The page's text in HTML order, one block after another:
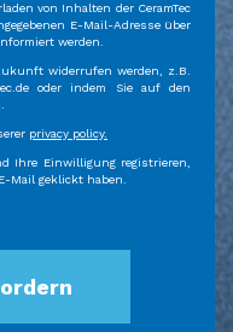
von Inhalten der CeramTec
E-Mail-Adresse über
werden.
widerrufen werden, z.B.
oder indem Sie auf den
privacy policy.
Ihre Einwilligung registrieren,
Mail geklickt haben.